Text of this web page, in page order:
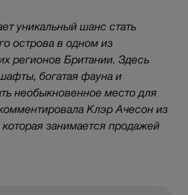
уникальный шанс стать
острова в одном из
регионов Британии. Здесь
богатая фауна и
необыкновенное место для
Клэр Ачесон из
которая занимается продажей